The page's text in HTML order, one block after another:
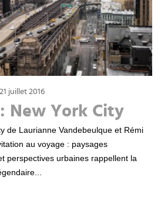
juillet 2016
New York City
de Laurianne Vandebeulque et Rémi
au voyage : paysages
perspectives urbaines rappellent la